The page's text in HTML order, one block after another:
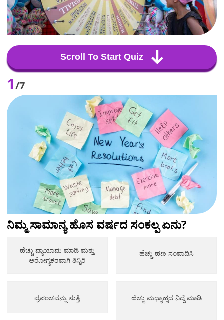
Scroll To Start Quiz
1/7
ನಿಮ್ಮ ಸಾಮಾನ್ಯ ಹೊಸ ವರ್ಷದ ಸಂಕಲ್ಪ ಏನು?
ಹೆಚ್ಚು ವ್ಯಾಯಾಮ ಮಾಡಿ ಮತ್ತು
ಆರೋಗ್ಯಕರವಾಗಿ ತಿನ್ನಿರಿ
ಹೆಚ್ಚು ಹಣ ಸಂಪಾದಿಸಿ
ಪ್ರಪಂಚವನ್ನು ಸುತ್ತಿ ಹೆಚ್ಚು ಮಧ್ಯಾಹ್ನದ ನಿದ್ದೆ ಮಾಡಿ